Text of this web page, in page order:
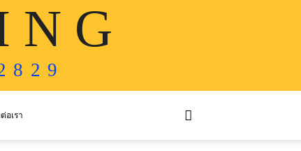
N G
8 2 9
อเรา